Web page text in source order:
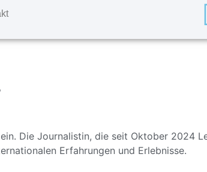
Die Journalistin, die seit Oktober 2024
Erfahrungen und Erlebnisse.